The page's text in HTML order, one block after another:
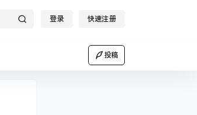
登录 快速注册
投稿